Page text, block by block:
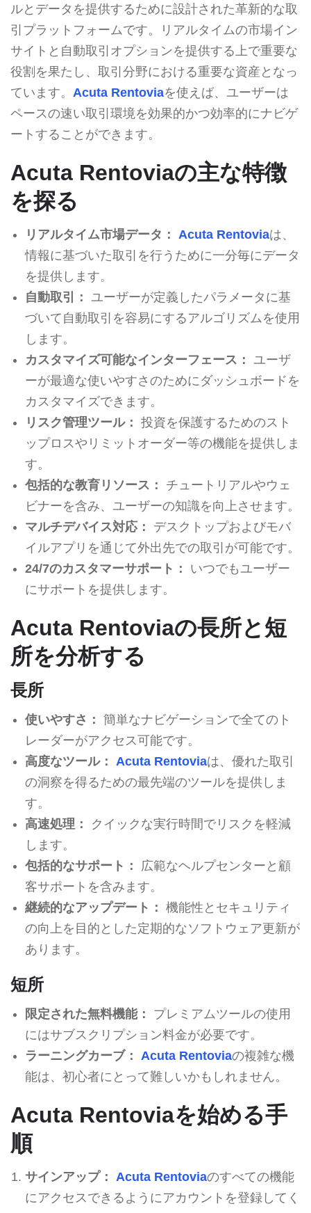
ルとデータを提供するために設計された革新的な取
引プラットフォームです。リアルタイムの市場イン
サイトと自動取引オプションを提供する上で重要な
役割を果たし、取引分野における重要な資産となっ
ています。 Acuta Rentoviaを使えば、ユーザーは
ペースの速い取引環境を効果的かつ効率的にナビゲ
ートすることができます。
Acuta Rentoviaの主な特徴
を探る
リアルタイム市場データ： Acuta Rentoviaは、
情報に基づいた取引を行うために一分毎にデータ
を提供します。
自動取引：
ユーザーが定義したパラメータに基
づいて自動取引を容易にするアルゴリズムを使用
します。
カスタマイズ可能なインターフェース：
ユーザ
ーが最適な使いやすさのためにダッシュボードを
カスタマイズできます。
リスク管理ツール： 投資を保護するためのスト
ップロスやリミットオーダー等の機能を提供しま
す。
包括的な教育リソース：
チュートリアルやウェ
ビナーを含み、ユーザーの知識を向上させます。
マルチデバイス対応：
デスクトップおよびモバ
イルアプリを通じて外出先での取引が可能です。
24/7のカスタマーサポート：
いつでもユーザー
にサポートを提供します。
Acuta Rentoviaの長所と短
所を分析する
長所
使いやすさ： 簡単なナビゲーションで全てのト
レーダーがアクセス可能です。
高度なツール：
Acuta Rentoviaは、優れた取引
の洞察を得るための最先端のツールを提供しま
す。
高速処理：
クイックな実行時間でリスクを軽減
します。
包括的なサポート：
広範なヘルプセンターと顧
客サポートを含みます。
継続的なアップデート： 機能性とセキュリティ
の向上を目的とした定期的なソフトウェア更新が
あります。
短所
限定された無料機能：
プレミアムツールの使用
にはサブスクリプション料金が必要です。
ラーニングカーブ：
Acuta Rentoviaの複雑な機
能は、初心者にとって難しいかもしれません。
Acuta Rentoviaを始める手
順
サインアップ： Acuta Rentoviaのすべての機能
にアクセスできるようにアカウントを登録してく